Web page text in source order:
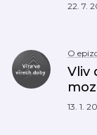
22. 7.
O
Vliv
13. 1.